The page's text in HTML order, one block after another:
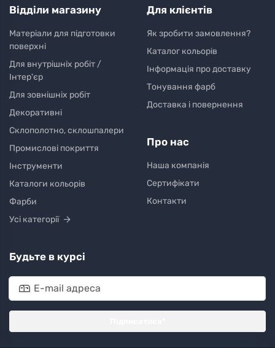
Відділи магазину
Матеріали для підготовки
поверхні
Для внутрішніх робіт /
Інтер'єр
Для зовнішніх робіт
Декоративні
Склополотно, склошпалери
Промислові покриття
Інструменти
Каталоги кольорів
Фарби
Усі категорії
Для клієнтів
Як зробити замовлення?
Каталог кольорів
Інформація про доставку
Тонування фарб
Доставка і повернення
Про нас
Наша компанія
Сертифікати
Контакти
Будьте в курсі